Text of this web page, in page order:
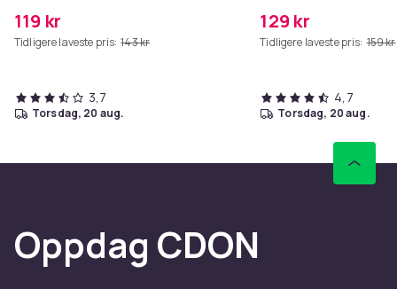
119 kr
Tidligere laveste pris: 143 kr
3,7
torsdag, 20 aug.
129 kr
Tidligere laveste pris: 159 kr
4,7
torsdag, 20 aug.
Oppdag CDON